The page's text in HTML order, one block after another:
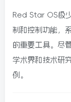
Red Star OS极
制和控制功能，
的重要工具。尽
学术界和技术研
例。